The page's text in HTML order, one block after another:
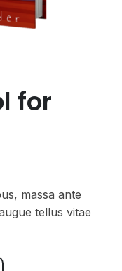
for
massa ante
tellus vitae